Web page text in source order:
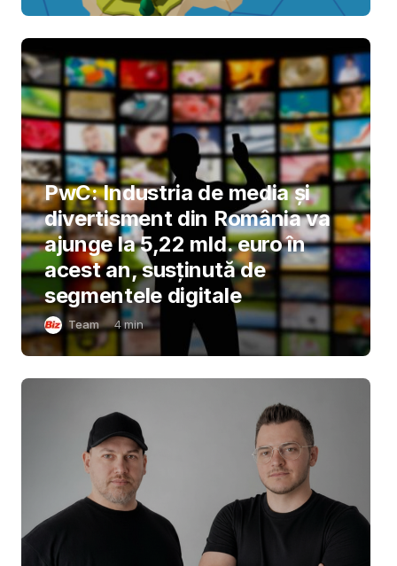
PwC: Industria de media și
divertisment din România va
ajunge la 5,22 mld. euro în
acest an, susținută de
segmentele digitale
Team 4min